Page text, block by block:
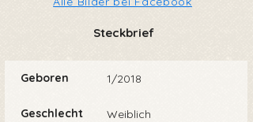
Steckbrief
Geboren 1/2018
Geschlecht Weiblich